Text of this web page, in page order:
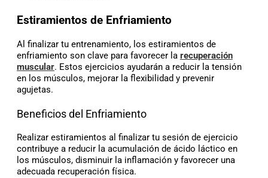
Estiramientos de Enfriamiento
Al finalizar tu entrenamiento, los estiramientos de
enfriamiento son clave para favorecer la recuperación
muscular. Estos ejercicios ayudarán a reducir la tensión
en los músculos, mejorar la flexibilidad y prevenir
agujetas.
Beneficios del Enfriamiento
Realizar estiramientos al finalizar tu sesión de ejercicio
contribuye a reducir la acumulación de ácido láctico en
los músculos, disminuir la inflamación y favorecer una
adecuada recuperación física.